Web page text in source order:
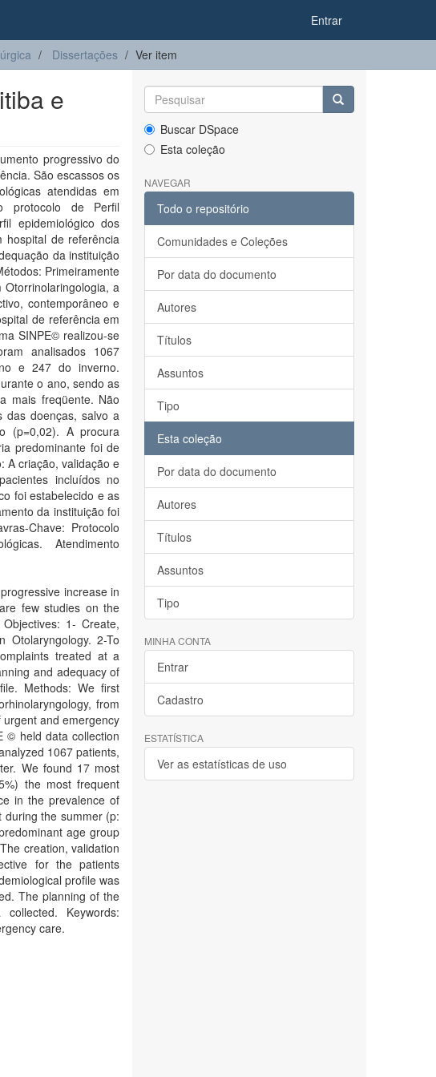
Entrar
Dissertações Ver item
e
progressivo do
São escassos os
atendidas em
protocolo de Perfil
epidemiológico dos
hospital de referência
da instituição
Primeiramente
a
contemporâneo e
de referência em
SINPE© realizou-se
analisados 1067
e 247 do inverno.
o ano, sendo as
mais freqüente. Não
das doenças, salvo a
(p=0,02). A procura
predominante foi de
A criação, validação e
incluídos no
foi estabelecido e as
da instituição foi
Chave: Protocolo
Atendimento
increase in
few studies on the
1- Create,
Otolaryngology. 2-To
treated at a
and adequacy of
Methods: We first
from
and emergency
© held data collection
1067 patients,
We found 17 most
the most frequent
in the prevalence of
the summer (p:
age group
creation, validation
for the patients
profile was
The planning of the
Keywords:
care.
Buscar DSpace
Esta coleção
NAVEGAR
Todo o repositório
Comunidades e Coleções
Por data do documento
Autores
Títulos
Assuntos
Tipo
Esta coleção
Por data do documento
Autores
Títulos
Assuntos
Tipo
MINHA CONTA
Entrar
Cadastro
ESTATÍSTICA
Ver as estatísticas de uso